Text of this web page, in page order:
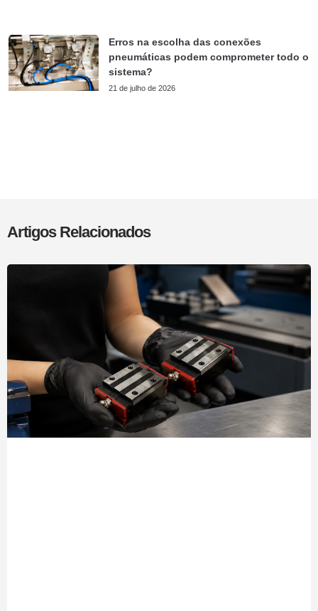
Erros na escolha das conexões
pneumáticas podem comprometer todo o
sistema?
21 de julho de 2026
Artigos Relacionados